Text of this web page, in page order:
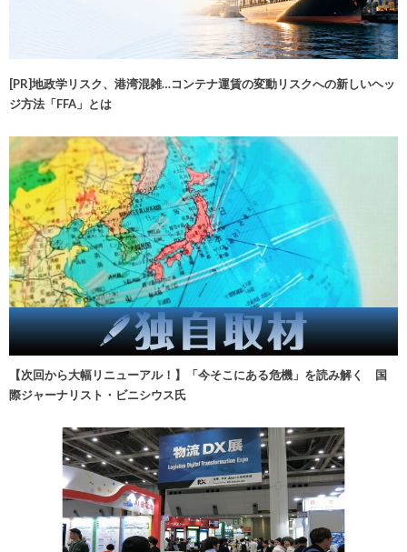
[PR]地政学リスク、港湾混雑…コンテナ運賃の変動リスクへの新しいヘッ
ジ方法「FFA」とは
【次回から大幅リニューアル！】「今そこにある危機」を読み解く 国
際ジャーナリスト・ビニシウス氏